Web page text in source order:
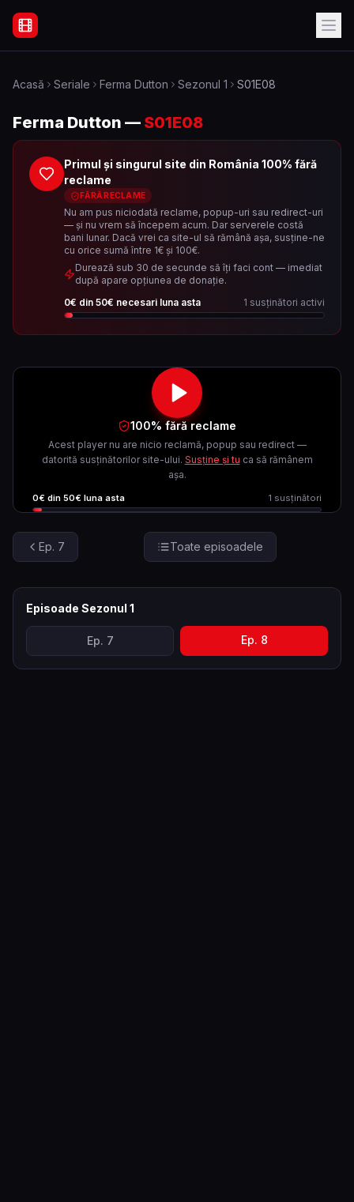
Filme Online Subtitrate - Acasă
Acasă Seriale Ferma Dutton Sezonul 1 S01E08
Ferma Dutton — S01E08
Primul și singurul site din România 100% fără
reclame
FĂRĂ RECLAME
Nu am pus niciodată reclame, popup-uri sau redirect-uri
— și nu vrem să începem acum. Dar serverele costă
bani lunar. Dacă vrei ca site-ul să rămână așa, susține-ne
cu orice sumă între 1€ și 100€.
Durează sub 30 de secunde să îți faci cont — imediat
după apare opțiunea de donație.
0€ din 50€ necesari luna asta 1 susținători activi
100% fără reclame
Acest player nu are nicio reclamă, popup sau redirect —
datorită susținătorilor site-ului. Susține și tu ca să rămânem
așa.
0€ din 50€ luna asta 1 susținători
Ep. 7 Toate episoadele
Episoade Sezonul 1
Ep. 7 Ep. 8